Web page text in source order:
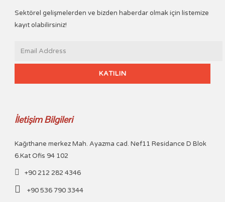
Sektörel gelişmelerden ve bizden haberdar olmak için listemize
kayıt olabilirsiniz!
İletişim Bilgileri
Kağıthane merkez Mah. Ayazma cad. Nef11 Residance D Blok
6.Kat Ofis 94 102
+90 212 282 4346
+90 536 790 3344